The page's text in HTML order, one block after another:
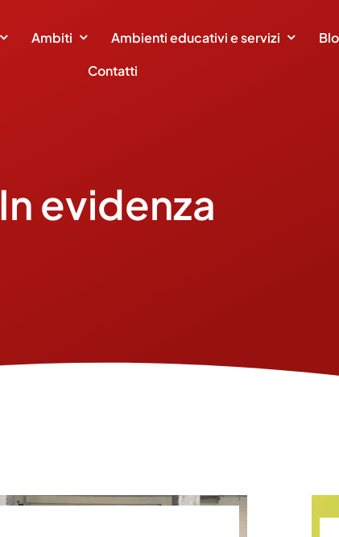
Ambiti Ambienti educativi e servizi
Contatti
In evidenza